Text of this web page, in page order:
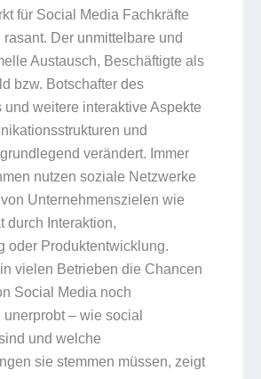
für Social Media Fachkräfte
Der unmittelbare und
Austausch, Beschäftigte als
bzw. Botschafter des
und weitere interaktive Aspekte
und
verändert. Immer
nutzen soziale Netzwerke
Unternehmenszielen wie
durch Interaktion,
oder Produktentwicklung.
vielen Betrieben die Chancen
Social Media noch
– wie social
und welche
sie stemmen müssen, zeigt